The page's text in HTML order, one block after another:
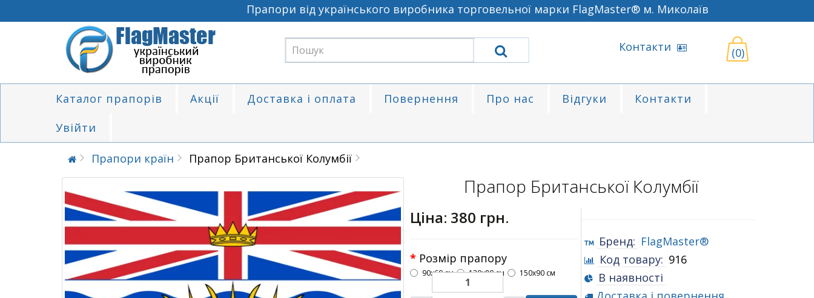
Прапори від українського виробника торговельної марки FlagMaster® м. Миколаїв
Контакти (0)
Каталог прапорів Акції Доставка і оплата Повернення Про нас Відгуки
Контакти
Увійти
Прапори країн Прапор Британської Колумбії
Прапор Британської Колумбії
Ціна: 380 грн.
Розмір прапору
90х60 см 120х80 см 150х90 см
Бренд: FlagMaster®
Код товару: 916
В наявності